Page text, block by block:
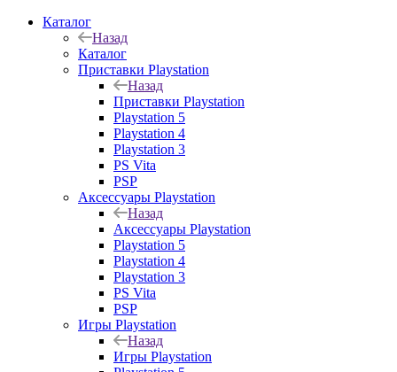
Каталог
Назад
Каталог
Приставки Playstation
Назад
Приставки Playstation
Playstation 5
Playstation 4
Playstation 3
PS Vita
PSP
Аксессуары Playstation
Назад
Аксессуары Playstation
Playstation 5
Playstation 4
Playstation 3
PS Vita
PSP
Игры Playstation
Назад
Игры Playstation